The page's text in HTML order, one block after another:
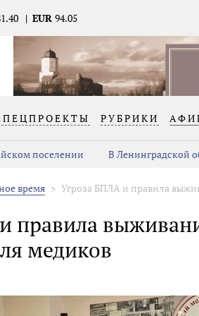
EUR 94.05
РУБРИКИ
поселении В Ленинградской
время Угроза БПЛА и правила
правила
медиков